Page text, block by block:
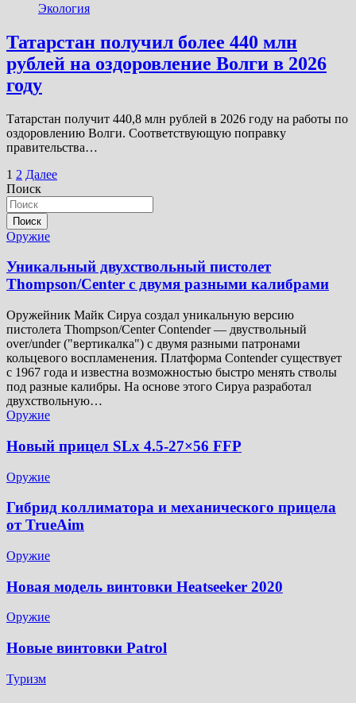
Экология
Татарстан получил более 440 млн
рублей на оздоровление Волги в 2026
году
Татарстан получит 440,8 млн рублей в 2026 году на работы по
оздоровлению Волги. Соответствующую поправку
правительства…
Пагинация
записей
1 2 Далее
Поиск
Поиск
Оружие
Уникальный двухствольный пистолет
Thompson/Center с двумя разными калибрами
Оружейник Майк Сируа создал уникальную версию
пистолета Thompson/Center Contender — двуствольный
over/under ("вертикалка") с двумя разными патронами
кольцевого воспламенения. Платформа Contender существует
с 1967 года и известна возможностью быстро менять стволы
под разные калибры. На основе этого Сируа разработал
двухствольную…
Оружие
Новый прицел SLx 4.5-27×56 FFP
Оружие
Гибрид коллиматора и механического прицела
от TrueAim
Оружие
Новая модель винтовки Heatseeker 2020
Оружие
Новые винтовки Patrol
Туризм